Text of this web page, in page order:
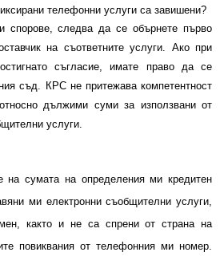
телефонни услуги са завишени?
спорове, следва да се обърнете първо
на съответните услуги. Ако при
съгласие, имате право да се
съд. КРС не притежава компетентност
дължими суми за използвани от
услуги.
на сумата на определения ми кредитен
ми електронни съобщителни услуги,
както и не са спрени от страна на
повиквания от телефонния ми номер.